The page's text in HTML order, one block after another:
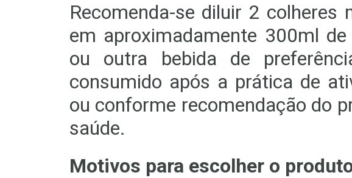
Recomenda-se diluir 2 colheres
em aproximadamente 300ml
ou outra bebida de
consumido após a prática de
ou conforme recomendação do
saúde.
Motivos para escolher o